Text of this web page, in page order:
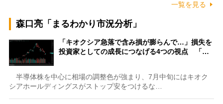
一覧を見る
森口亮「まるわかり市況分析」
「キオクシア急落で含み損が膨らんで…」損失を
投資家としての成長につなげる4つの視点 「…
半導体株を中心に相場の調整色が強まり、7月中旬にはキオク
シアホールディングスがストップ安をつけるな…